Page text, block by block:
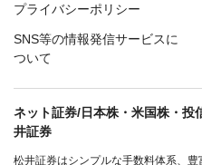
プライバシーポリシー
SNS等の情報発信サービスに
ついて
ネット証券/日本株・米国株・投
井証券
松井証券はシンプルな手数料体系、